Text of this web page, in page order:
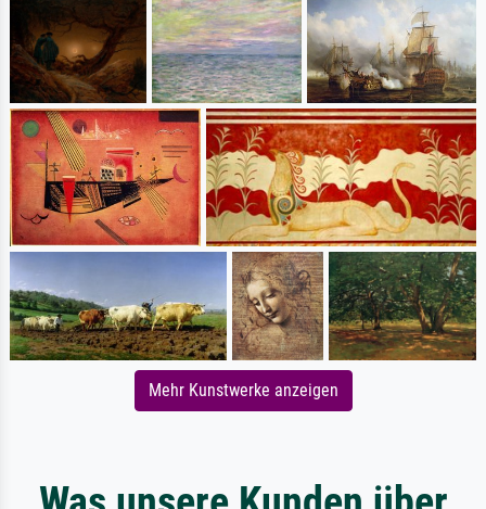
Mehr Kunstwerke anzeigen